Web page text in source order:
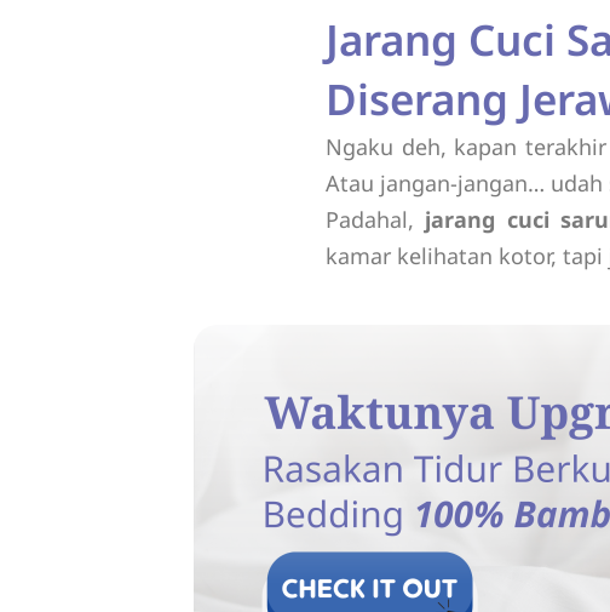
Jarang Cuci
Diserang
Ngaku deh, kapan
Atau jangan-jangan…
Padahal, jarang cuci
kamar kelihatan kotor,